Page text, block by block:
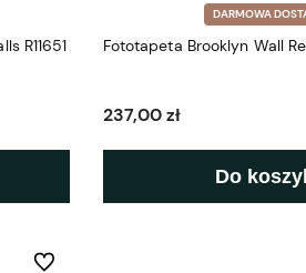
R11651
DARMOWA
Fototapeta Brooklyn Wall
237,00 zł
Do
Do ulubionych